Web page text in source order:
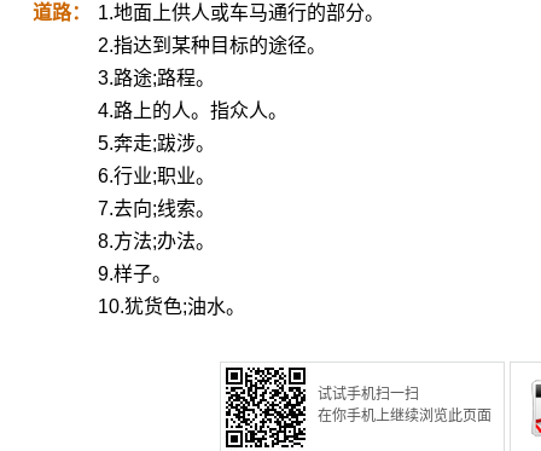
道路：
1.地面上供人或车马通行的部分。
2.指达到某种目标的途径。
3.路途;路程。
4.路上的人。指众人。
5.奔走;跋涉。
6.行业;职业。
7.去向;线索。
8.方法;办法。
9.样子。
10.犹货色;油水。
试试手机扫一扫
在你手机上继续浏览此页面